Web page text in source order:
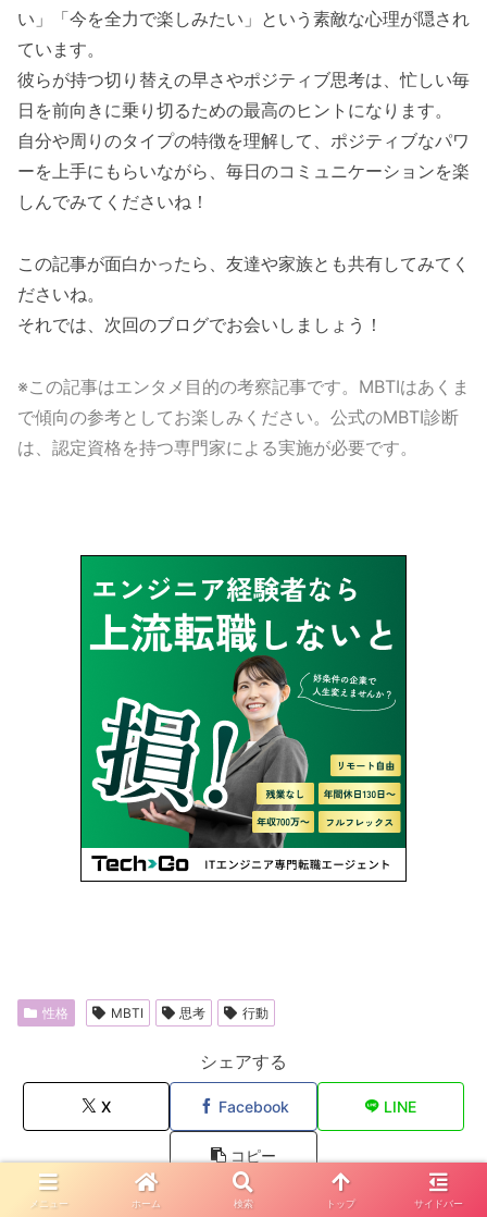
い」「今を全力で楽しみたい」という素敵な心理が隠され
ています。
彼らが持つ切り替えの早さやポジティブ思考は、忙しい毎
日を前向きに乗り切るための最高のヒントになります。
自分や周りのタイプの特徴を理解して、ポジティブなパワ
ーを上手にもらいながら、毎日のコミュニケーションを楽
しんでみてくださいね！
この記事が面白かったら、友達や家族とも共有してみてく
ださいね。
それでは、次回のブログでお会いしましょう！
※この記事はエンタメ目的の考察記事です。MBTIはあくま
で傾向の参考としてお楽しみください。公式のMBTI診断
は、認定資格を持つ専門家による実施が必要です。
性格 MBTI 思考 行動
シェアする
X Facebook LINE
コピー
メニュー ホーム 検索 トップ サイドバー